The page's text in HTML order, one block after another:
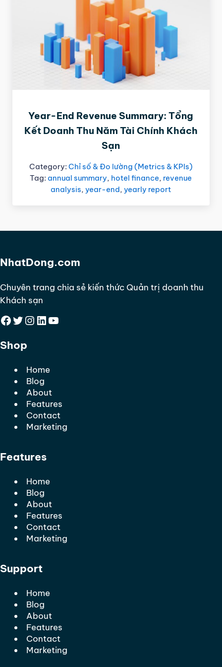
Year-End Revenue Summary: Tổng
Kết Doanh Thu Năm Tài Chính Khách
Sạn
Category: Chỉ số & Đo lường (Metrics & KPIs)
Tag: annual summary, hotel finance, revenue
analysis,year-end,yearly report
NhatDong.com
Chuyên trang chia sẻ kiến thức Quản trị doanh thu
Khách sạn
Facebook
Twitter
Instagram
LinkedIn
YouTube
Shop
Home
Blog
About
Features
Contact
Marketing
Features
Home
Blog
About
Features
Contact
Marketing
Support
Home
Blog
About
Features
Contact
Marketing